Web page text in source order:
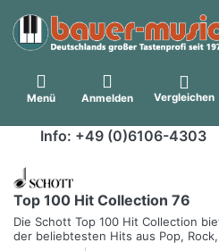
Menü Anmelden Vergleichen
Info: +49 (0)6106-4303
Top 100 Hit Collection 76
Die Schott Top 100 Hit Collection
der beliebtesten Hits aus Pop,